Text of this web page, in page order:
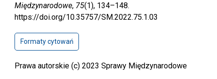
Międzynarodowe, 75(1), 134–148.
https://doi.org/10.35757/SM.2022.75.1.03
Formaty cytowań
Prawa autorskie (c) 2023 Sprawy Międzynarodowe